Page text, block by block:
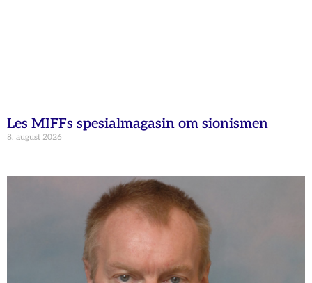
Les MIFFs spesialmagasin om sionismen
8. august 2026